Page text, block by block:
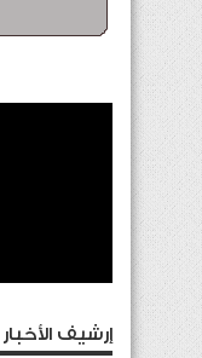
إرشيف الأخبار